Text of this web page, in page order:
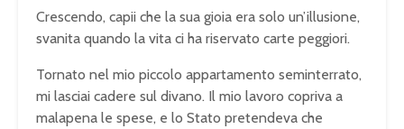
Crescendo, capii che la sua gioia era solo un’illusione,
svanita quando la vita ci ha riservato carte peggiori.
Tornato nel mio piccolo appartamento seminterrato,
mi lasciai cadere sul divano. Il mio lavoro copriva a
malapena le spese, e lo Stato pretendeva che